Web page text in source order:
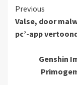
Continue
Reading
Previous
Valse, door
pc’-app
Genshin